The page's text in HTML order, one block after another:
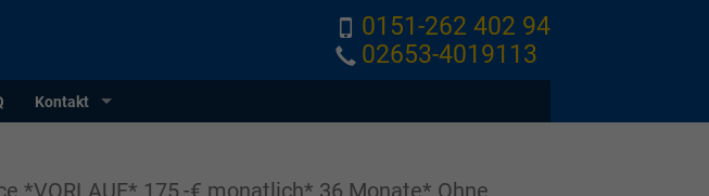
0151-262 402 94
02653-4019113
Kontakt